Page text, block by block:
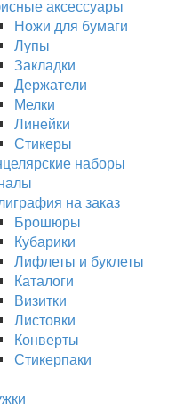
аксессуары
Ножи для бумаги
Лупы
Закладки
Держатели
Мелки
Линейки
Стикеры
наборы
на заказ
Брошюры
Кубарики
Лифлеты и буклеты
Каталоги
Визитки
Листовки
Конверты
Стикерпаки